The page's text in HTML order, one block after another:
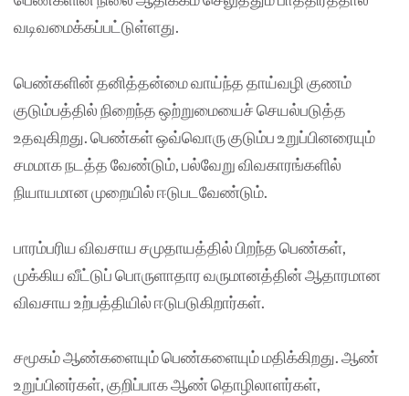
வடிவமைக்கப்பட்டுள்ளது.
பெண்களின் தனித்தன்மை வாய்ந்த தாய்வழி குணம்
குடும்பத்தில் நிறைந்த ஒற்றுமையைச் செயல்படுத்த
உதவுகிறது. பெண்கள் ஒவ்வொரு குடும்ப உறுப்பினரையும்
சமமாக நடத்த வேண்டும், பல்வேறு விவகாரங்களில்
நியாயமான முறையில் ஈடுபடவேண்டும்.
பாரம்பரிய விவசாய சமுதாயத்தில் பிறந்த பெண்கள்,
முக்கிய வீட்டுப் பொருளாதார வருமானத்தின் ஆதாரமான
விவசாய உற்பத்தியில் ஈடுபடுகிறார்கள்.
சமூகம் ஆண்களையும் பெண்களையும் மதிக்கிறது. ஆண்
உறுப்பினர்கள், குறிப்பாக ஆண் தொழிலாளர்கள்,